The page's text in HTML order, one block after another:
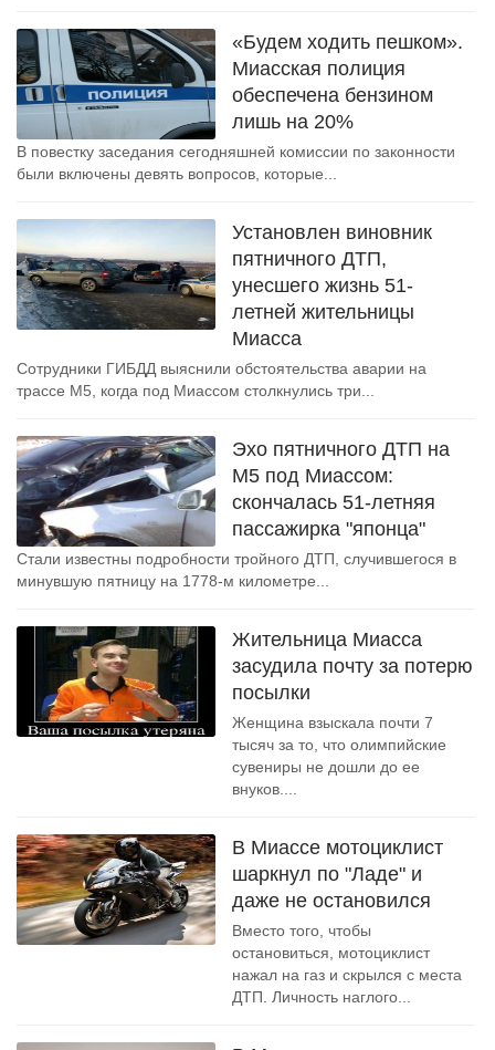
«Будем ходить пешком».
Миасская полиция
обеспечена бензином
лишь на 20%
В повестку заседания сегодняшней комиссии по законности
были включены девять вопросов, которые...
Установлен виновник
пятничного ДТП,
унесшего жизнь 51-
летней жительницы
Миасса
Сотрудники ГИБДД выяснили обстоятельства аварии на
трассе М5, когда под Миассом столкнулись три...
Эхо пятничного ДТП на
М5 под Миассом:
скончалась 51-летняя
пассажирка "японца"
Стали известны подробности тройного ДТП, случившегося в
минувшую пятницу на 1778-м километре...
Жительница Миасса
засудила почту за потерю
посылки
Женщина взыскала почти 7
тысяч за то, что олимпийские
сувениры не дошли до ее
внуков....
В Миассе мотоциклист
шаркнул по "Ладе" и
даже не остановился
Вместо того, чтобы
остановиться, мотоциклист
нажал на газ и скрылся с места
ДТП. Личность наглого...